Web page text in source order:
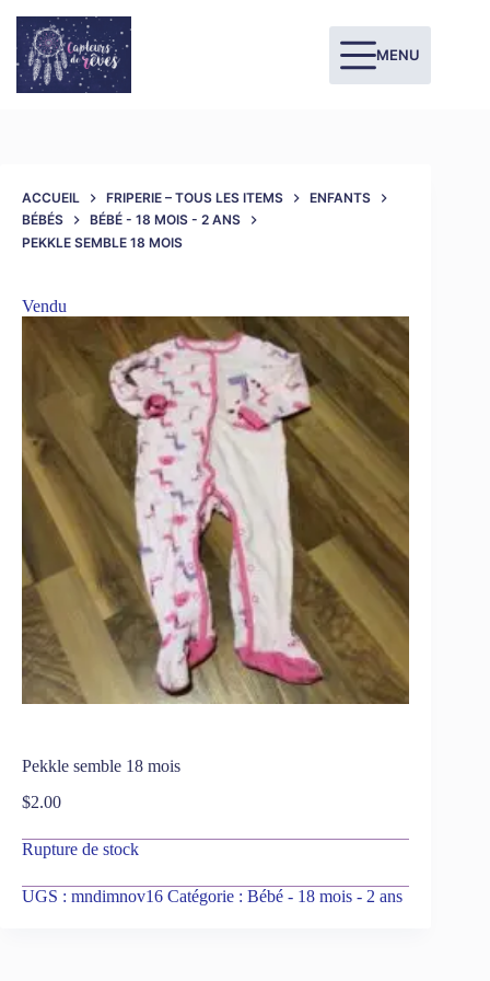
MENU
ACCUEIL FRIPERIE – TOUS LES ITEMS
ENFANTS
BÉBÉS
BÉBÉ - 18 MOIS - 2 ANS
PEKKLE SEMBLE 18 MOIS
Vendu
Pekkle semble 18 mois
$2.00
Rupture de stock
UGS : mndimnov16 Catégorie : Bébé - 18 mois - 2 ans